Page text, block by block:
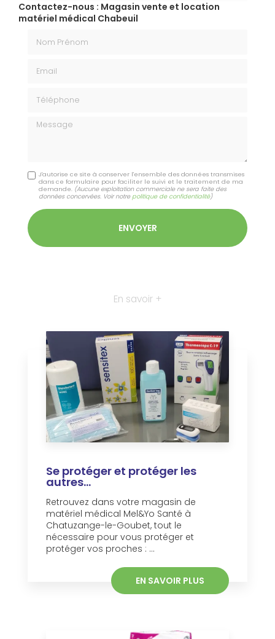
Contactez-nous : Magasin vente et location
matériel médical Chabeuil
Message
J'autorise ce site à conserver l'ensemble des données transmises
dans ce formulaire pour faciliter le suivi et le traitement de ma
demande. (Aucune exploitation commerciale ne sera faite des
données concervées. Voir notre politique de confidentialité)
En savoir +
Se protéger et protéger les
autres...
Retrouvez dans votre magasin de
matériel médical Mel&Yo Santé à
Chatuzange-le-Goubet, tout le
nécessaire pour vous protéger et
protéger vos proches : ...
EN SAVOIR PLUS